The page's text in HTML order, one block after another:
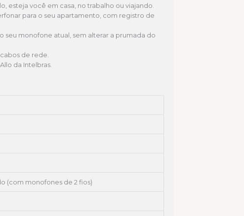
esteja você em casa, no trabalho ou viajando.
para o seu apartamento, com registro de
monofone atual, sem alterar a prumada do
de rede.
da Intelbras.
(com monofones de 2 fios)